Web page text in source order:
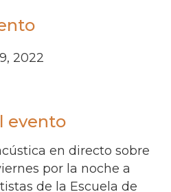
2022
evento
en directo sobre
por la noche a
de la Escuela de